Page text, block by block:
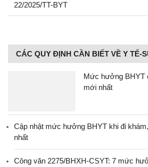
22/2025/TT-BYT
CÁC QUY ĐỊNH CẦN BIẾT VỀ Y TẾ-
Mức hưởng BHYT
mới nhất
Cập nhật mức hưởng BHYT khi đi
nhất
Công văn 2275/BHXH-CSYT: 7 mức